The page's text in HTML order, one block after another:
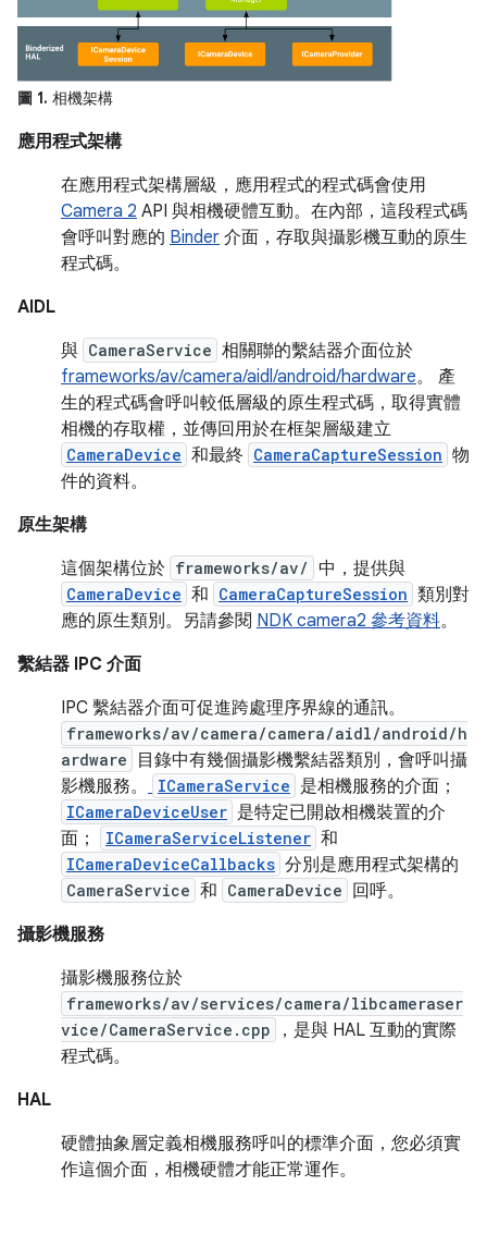
圖 1. 相機架構
應用程式架構
在應用程式架構層級，應用程式的程式碼會使用
Camera 2 API 與相機硬體互動。在內部，這段程式碼
會呼叫對應的 Binder 介面，存取與攝影機互動的原生
程式碼。
AIDL
與 CameraService 相關聯的繫結器介面位於
frameworks/av/camera/aidl/android/hardware。 產
生的程式碼會呼叫較低層級的原生程式碼，取得實體
相機的存取權，並傳回用於在框架層級建立
CameraDevice 和最終 CameraCaptureSession 物
件的資料。
原生架構
這個架構位於 frameworks/av/ 中，提供與
CameraDevice 和 CameraCaptureSession 類別對
應的原生類別。另請參閱 NDK camera2 參考資料。
繫結器 IPC 介面
IPC 繫結器介面可促進跨處理序界線的通訊。
frameworks/av/camera/camera/aidl/android/h
ardware
目錄中有幾個攝影機繫結器類別，會呼叫攝
影機服務。
ICameraService 是相機服務的介面；
ICameraDeviceUser 是特定已開啟相機裝置的介
面；
ICameraServiceListener 和
ICameraDeviceCallbacks 分別是應用程式架構的
CameraService 和 CameraDevice
回呼。
攝影機服務
攝影機服務位於
frameworks/av/services/camera/libcameraser
vice/CameraService.cpp
，是與 HAL 互動的實際
程式碼。
HAL
硬體抽象層定義相機服務呼叫的標準介面，您必須實
作這個介面，相機硬體才能正常運作。